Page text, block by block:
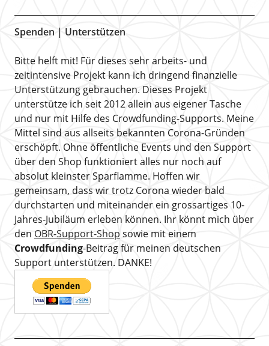
Spenden | Unterstützen
Bitte helft mit! Für dieses sehr arbeits- und
zeitintensive Projekt kann ich dringend finanzielle
Unterstützung gebrauchen. Dieses Projekt
unterstütze ich seit 2012 allein aus eigener Tasche
und nur mit Hilfe des Crowdfunding-Supports. Meine
Mittel sind aus allseits bekannten Corona-Gründen
erschöpft. Ohne öffentliche Events und den Support
über den Shop funktioniert alles nur noch auf
absolut kleinster Sparflamme. Hoffen wir
gemeinsam, dass wir trotz Corona wieder bald
durchstarten und miteinander ein grossartiges 10-
Jahres-Jubiläum erleben können. Ihr könnt mich über
den OBR-Support-Shop sowie mit einem
Crowdfunding-Beitrag für meinen deutschen
Support unterstützen. DANKE!